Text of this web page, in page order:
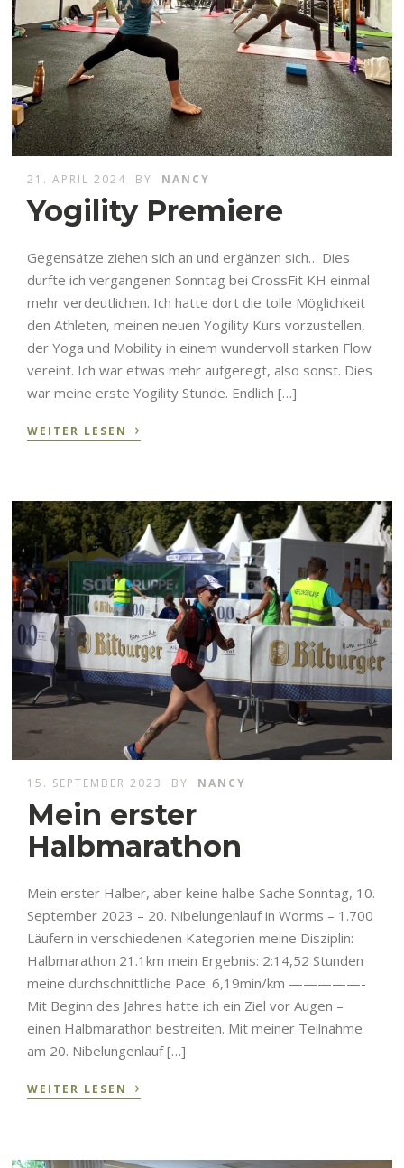
21. APRIL 2024 BY NANCY
Yogility Premiere
Gegensätze ziehen sich an und ergänzen sich… Dies
durfte ich vergangenen Sonntag bei CrossFit KH einmal
mehr verdeutlichen. Ich hatte dort die tolle Möglichkeit
den Athleten, meinen neuen Yogility Kurs vorzustellen,
der Yoga und Mobility in einem wundervoll starken Flow
vereint. Ich war etwas mehr aufgeregt, also sonst. Dies
war meine erste Yogility Stunde. Endlich […]
WEITER LESEN ›
15. SEPTEMBER 2023 BY NANCY
Mein erster
Halbmarathon
Mein erster Halber, aber keine halbe Sache Sonntag, 10.
September 2023 – 20. Nibelungenlauf in Worms – 1.700
Läufern in verschiedenen Kategorien meine Disziplin:
Halbmarathon 21.1km mein Ergebnis: 2:14,52 Stunden
meine durchschnittliche Pace: 6,19min/km —————-
Mit Beginn des Jahres hatte ich ein Ziel vor Augen –
einen Halbmarathon bestreiten. Mit meiner Teilnahme
am 20. Nibelungenlauf […]
WEITER LESEN ›